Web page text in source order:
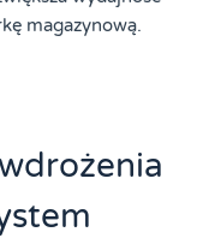
magazynową.